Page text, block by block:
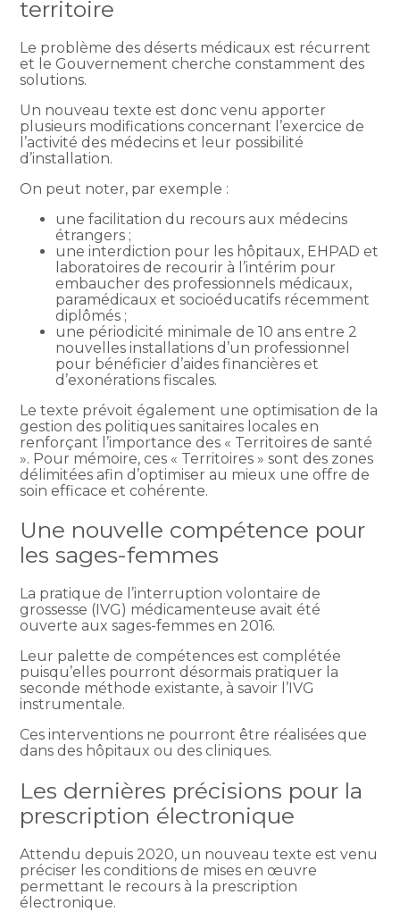
territoire
Le problème des déserts médicaux est récurrent
et le Gouvernement cherche constamment des
solutions.
Un nouveau texte est donc venu apporter
plusieurs modifications concernant l’exercice de
l’activité des médecins et leur possibilité
d’installation.
On peut noter, par exemple :
une facilitation du recours aux médecins
étrangers ;
une interdiction pour les hôpitaux, EHPAD et
laboratoires de recourir à l’intérim pour
embaucher des professionnels médicaux,
paramédicaux et socioéducatifs récemment
diplômés ;
une périodicité minimale de 10 ans entre 2
nouvelles installations d’un professionnel
pour bénéficier d’aides financières et
d’exonérations fiscales.
Le texte prévoit également une optimisation de la
gestion des politiques sanitaires locales en
renforçant l’importance des « Territoires de santé
». Pour mémoire, ces « Territoires » sont des zones
délimitées afin d’optimiser au mieux une offre de
soin efficace et cohérente.
Une nouvelle compétence pour
les sages-femmes
La pratique de l’interruption volontaire de
grossesse (IVG) médicamenteuse avait été
ouverte aux sages-femmes en 2016.
Leur palette de compétences est complétée
puisqu’elles pourront désormais pratiquer la
seconde méthode existante, à savoir l’IVG
instrumentale.
Ces interventions ne pourront être réalisées que
dans des hôpitaux ou des cliniques.
Les dernières précisions pour la
prescription électronique
Attendu depuis 2020, un nouveau texte est venu
préciser les conditions de mises en œuvre
permettant le recours à la prescription
électronique.